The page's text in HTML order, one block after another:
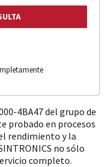
4BA47 del grupo de
probado en procesos
rendimiento y la
no sólo
completo.